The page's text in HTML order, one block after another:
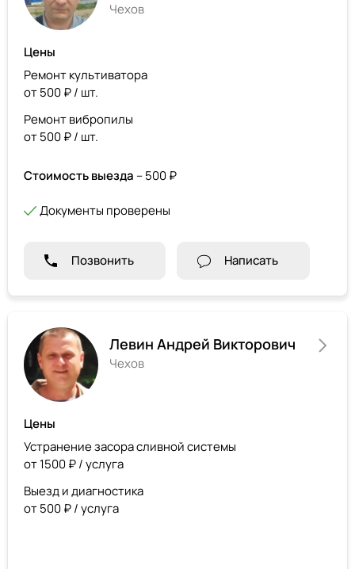
Чехов
Цены
Ремонт культиватора
от 500 ₽ / шт.
Ремонт вибропилы
от 500 ₽ / шт.
Стоимость выезда – 500 ₽
Документы проверены
Позвонить Написать
Левин Андрей Викторович
Чехов
Цены
Устранение засора сливной системы
от 1500 ₽ / услуга
Выезд и диагностика
от 500 ₽ / услуга